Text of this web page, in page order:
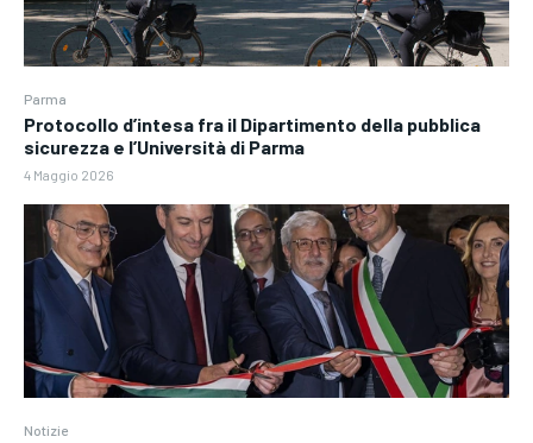
Parma
Protocollo d’intesa fra il Dipartimento della pubblica
sicurezza e l’Università di Parma
4 Maggio 2026
Notizie